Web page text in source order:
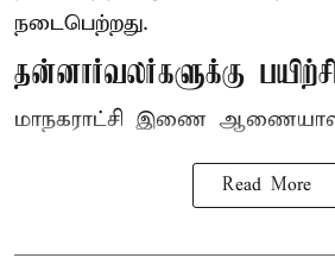
நடைபெற்றது.
தன்னார்வலர்களுக்கு பயிற்சி
மாநகராட்சி இணை
Read More